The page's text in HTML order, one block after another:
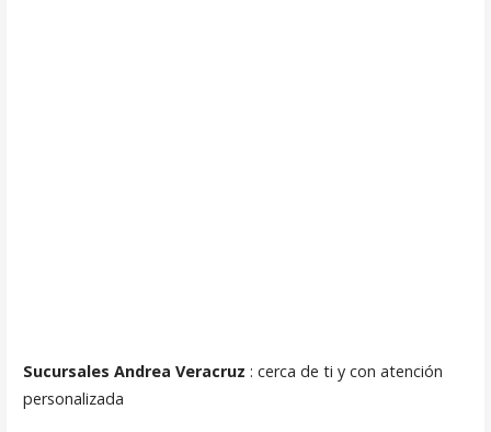
Sucursales Andrea Veracruz : cerca de ti y con atención
personalizada